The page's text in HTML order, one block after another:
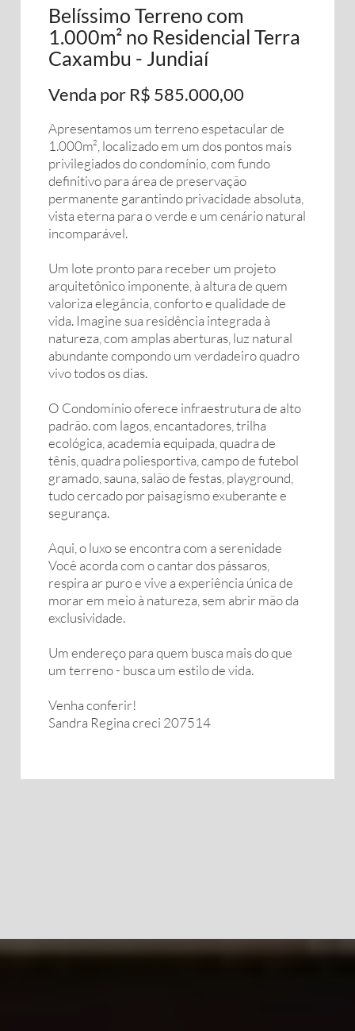
Belíssimo Terreno com
1.000m² no Residencial Terra
Caxambu - Jundiaí
Venda por R$ 585.000,00
Apresentamos um terreno espetacular de
1.000m², localizado em um dos pontos mais
privilegiados do condomínio, com fundo
definitivo para área de preservação
permanente garantindo privacidade absoluta,
vista eterna para o verde e um cenário natural
incomparável.
Um lote pronto para receber um projeto
arquitetônico imponente, à altura de quem
valoriza elegância, conforto e qualidade de
vida. Imagine sua residência integrada à
natureza, com amplas aberturas, luz natural
abundante compondo um verdadeiro quadro
vivo todos os dias.
O Condomínio oferece infraestrutura de alto
padrão. com lagos, encantadores, trilha
ecológica, academia equipada, quadra de
tênis, quadra poliesportiva, campo de futebol
gramado, sauna, salão de festas, playground,
tudo cercado por paisagismo exuberante e
segurança.
Aqui, o luxo se encontra com a serenidade
Você acorda com o cantar dos pássaros,
respira ar puro e vive a experiência única de
morar em meio à natureza, sem abrir mão da
exclusividade.
Um endereço para quem busca mais do que
um terreno - busca um estilo de vida.
Venha conferir!
Sandra Regina creci 207514